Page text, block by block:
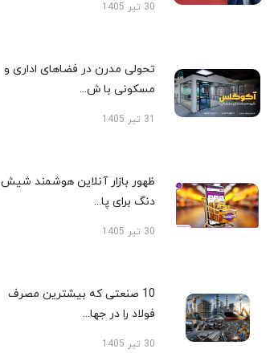
30 تیر 1405
تحولی مدرن در فضاهای اداری و
مسکونی با ش...
31 تیر 1405
ظهور بازار آنلاین هوشمند شیش
دنگ برای پا...
30 تیر 1405
10 صنعتی که بیشترین مصرف
فولاد را در جها...
30 تیر 1405